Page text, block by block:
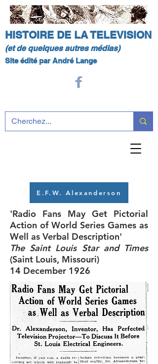
HISTOIRE DE LA TELEVISION
(et de quelques autres médias)
Site édité par André Lange
E.F.W. Alexanderson
'Radio Fans May Get Pictorial
Action of World Series Games as
Well as Verbal Description'
The Saint Louis Star and Times
(Saint Louis, Missouri)
14 December 1926